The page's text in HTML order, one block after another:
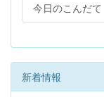
今日のこんだて
新着情報